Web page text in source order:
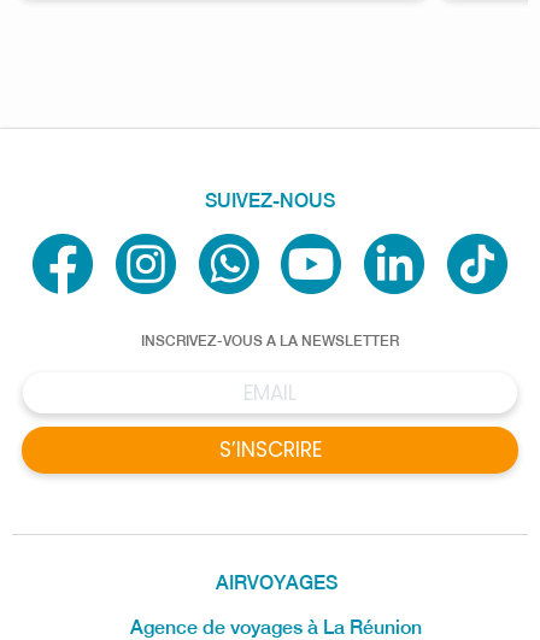
AIRVOYAGES
Agence de voyages à La Réunion
SUIVEZ-NOUS
INSCRIVEZ-VOUS A LA NEWSLETTER
S’INSCRIRE